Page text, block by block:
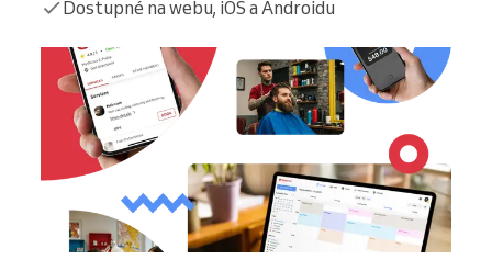
Dostupné na webu, iOS a Androidu